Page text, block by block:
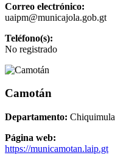
Correo electrónico:
uaipm@municajola.gob.gt
Teléfono(s):
No registrado
Camotán
Departamento: Chiquimula
Página web:
https://municamotan.laip.gt